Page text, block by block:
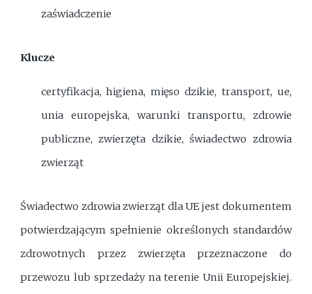
zaświadczenie
Klucze
certyfikacja, higiena, mięso dzikie, transport, ue,
unia europejska, warunki transportu, zdrowie
publiczne, zwierzęta dzikie, świadectwo zdrowia
zwierząt
Świadectwo zdrowia zwierząt dla UE jest dokumentem
potwierdzającym spełnienie określonych standardów
zdrowotnych przez zwierzęta przeznaczone do
przewozu lub sprzedaży na terenie Unii Europejskiej.